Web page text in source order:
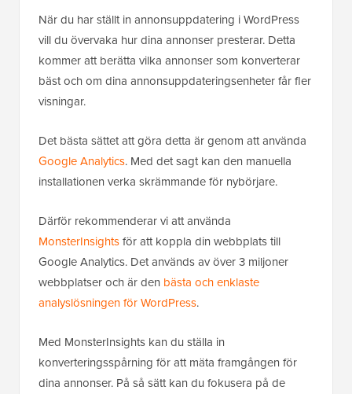
När du har ställt in annonsuppdatering i WordPress
vill du övervaka hur dina annonser presterar. Detta
kommer att berätta vilka annonser som konverterar
bäst och om dina annonsuppdateringsenheter får fler
visningar.
Det bästa sättet att göra detta är genom att använda
Google Analytics. Med det sagt kan den manuella
installationen verka skrämmande för nybörjare.
Därför rekommenderar vi att använda
MonsterInsightsför att koppla din webbplats till
Google Analytics. Det används av över 3 miljoner
webbplatser och är den bästa och enklaste
analyslösningen för WordPress.
Med MonsterInsights kan du ställa in
konverteringsspårning för att mäta framgången för
dina annonser. På så sätt kan du fokusera på de